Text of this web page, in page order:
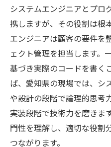
システムエンジニアとプロ
携しますが、その役割は根
エンジニアは顧客の要件を
ェクト管理を担当します。
基づき実際のコードを書く
ば、愛知県の現場では、シ
や設計の段階で論理的思考
実装段階で技術力を磨きま
門性を理解し、適切な役割
つながります。